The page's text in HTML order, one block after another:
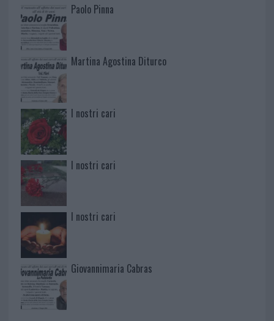
Paolo Pinna
Martina Agostina Diturco
I nostri cari
I nostri cari
I nostri cari
Giovannimaria Cabras